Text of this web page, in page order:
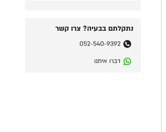
נתקלתם בבעיה? צרו קשר
052-540-9392
דברו איתנו